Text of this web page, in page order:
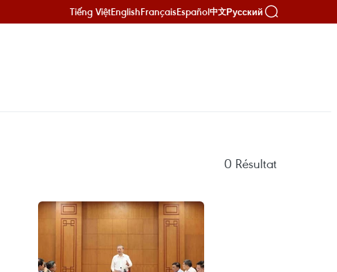
Tiếng ViệtEnglishFrançaisEspañol中文Русский
0 Résultat